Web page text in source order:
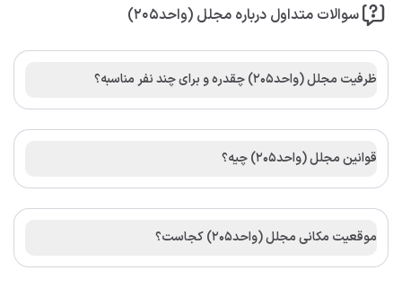
سوالات متداول درباره مجلل (واحد۲۰۵)
ظرفیت مجلل (واحد۲۰۵) چقدره و برای چند نفر مناسبه؟
قوانین مجلل (واحد۲۰۵) چیه؟
موقعیت مکانی مجلل (واحد۲۰۵) کجاست؟